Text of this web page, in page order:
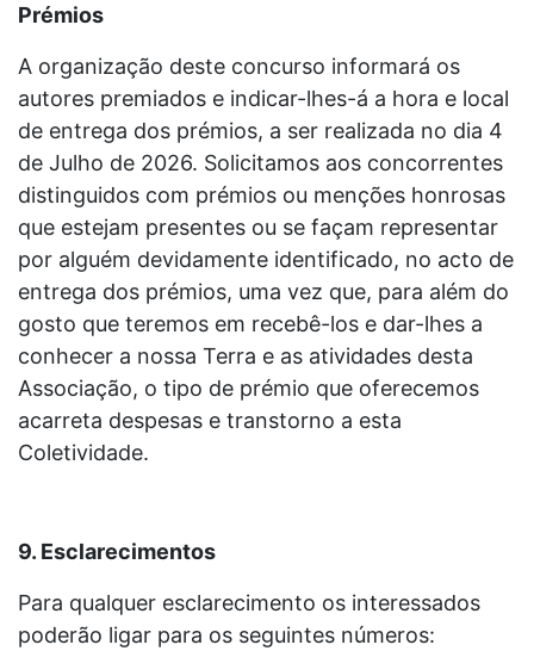
Prémios
A organização deste concurso informará os
autores premiados e indicar-lhes-á a hora e local
de entrega dos prémios, a ser realizada no dia 4
de Julho de 2026. Solicitamos aos concorrentes
distinguidos com prémios ou menções honrosas
que estejam presentes ou se façam representar
por alguém devidamente identificado, no acto de
entrega dos prémios, uma vez que, para além do
gosto que teremos em recebê-los e dar-lhes a
conhecer a nossa Terra e as atividades desta
Associação, o tipo de prémio que oferecemos
acarreta despesas e transtorno a esta
Coletividade.
9. Esclarecimentos
Para qualquer esclarecimento os interessados
poderão ligar para os seguintes números: